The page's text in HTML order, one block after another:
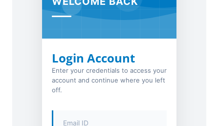
Login Account
Enter your credentials to access your
account and continue where you left
off.